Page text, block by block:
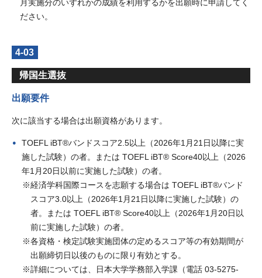
月実施分のいずれかの成績を利用するかを出願時に申請してく
ださい。
4-03
帰国生選抜
出願要件
次に該当する場合は出願資格があります。
TOEFL iBT®バンドスコア2.5以上（2026年1月21日以降に実
施した試験）の者。または TOEFL iBT® Score40以上（2026
年1月20日以前に実施した試験）の者。
経済学科国際コースを志願する場合は TOEFL iBT®バンド
スコア3.0以上（2026年1月21日以降に実施した試験）の
者。または TOEFL iBT® Score40以上（2026年1月20日以
前に実施した試験）の者。
各資格・検定試験実施団体の定めるスコア等の有効期間が
出願締切日以後のものに限り有効とする。
詳細については、日本大学学務部入学課（電話 03-5275-